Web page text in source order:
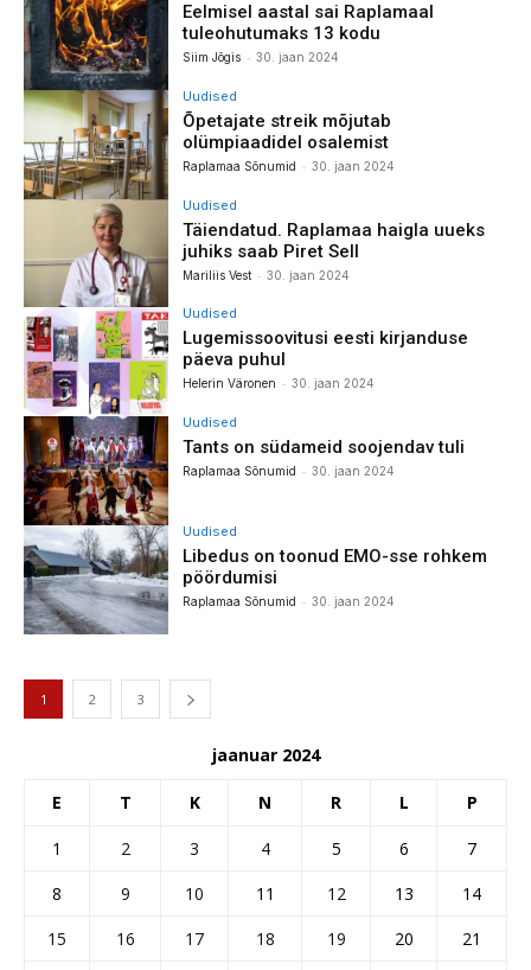
Eelmisel aastal sai Raplamaal
tuleohutumaks 13 kodu
Siim Jõgis - 30. jaan 2024
Uudised
Õpetajate streik mõjutab
olümpiaadidel osalemist
Raplamaa Sõnumid - 30. jaan 2024
Uudised
Täiendatud. Raplamaa haigla uueks
juhiks saab Piret Sell
Mariliis Vest - 30. jaan 2024
Uudised
Lugemissoovitusi eesti kirjanduse
päeva puhul
Helerin Väronen - 30. jaan 2024
Uudised
Tants on südameid soojendav tuli
Raplamaa Sõnumid - 30. jaan 2024
Uudised
Libedus on toonud EMO-sse rohkem
pöördumisi
Raplamaa Sõnumid - 30. jaan 2024
1 2 3
jaanuar 2024
E T K N R L P
1 2 3 4 5 6
7
8
9 10 11 12 13
14
15
16 17 18 19 20
21